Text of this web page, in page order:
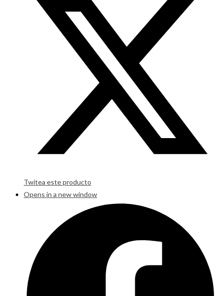
Twitea este producto
Opens in a new window